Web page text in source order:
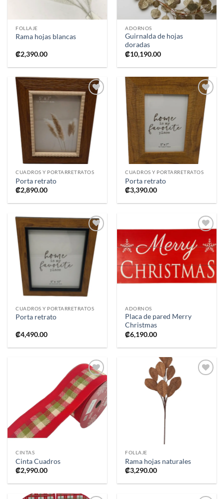
FOLLAJE
Rama hojas blancas
₡2,390.00
ADORNOS
Guirnalda de hojas
doradas
₡10,190.00
Añadir
a la
lista de
deseos
CUADROS Y PORTARRETRATOS
Porta retrato
₡2,890.00
Añadir
a la
lista de
deseos
CUADROS Y PORTARRETRATOS
Porta retrato
₡3,390.00
Añadir
a la
lista de
deseos
CUADROS Y PORTARRETRATOS
Porta retrato
₡4,490.00
Añadir
a la
lista de
deseos
ADORNOS
Placa de pared Merry
Christmas
₡6,190.00
Añadir
a la
lista de
deseos
CINTAS
Cinta Cuadros
₡2,990.00
FOLLAJE
Rama hojas naturales
₡3,290.00